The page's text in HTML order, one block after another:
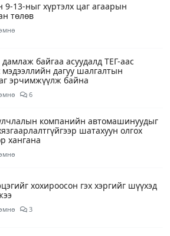
9-13-ныг хүртэлх цаг агаарын
төлөв
байгаа асуудалд ТЕГ-аас
мэдээллийн дагуу шалгалтын
эрчимжүүлж байна
6
компанийн автомашинуудыг
шатахуун олгох
хангана
хохироосон гэх хэргийг шүүхэд
3